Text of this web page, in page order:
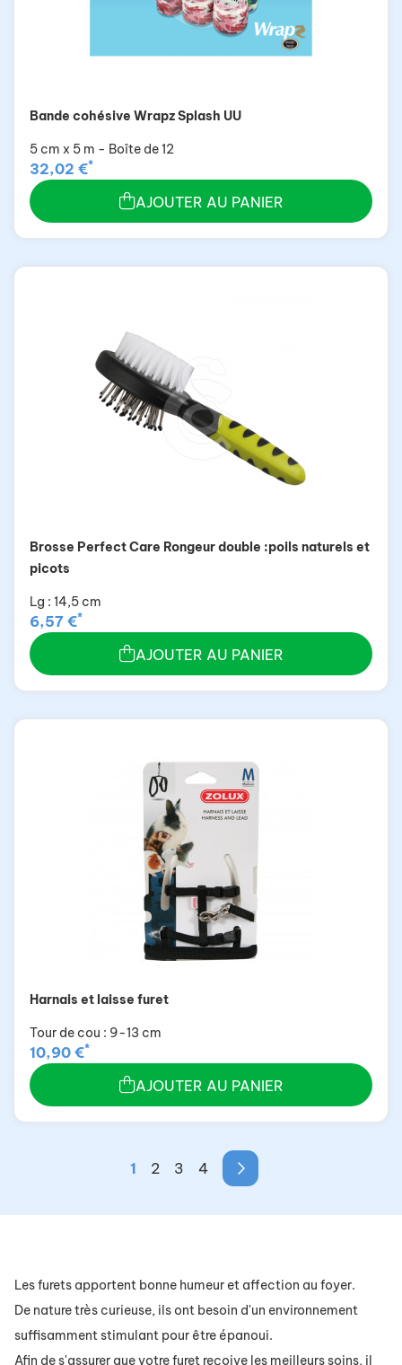
Les furets apportent bonne humeur et affection au foyer.
De nature très curieuse, ils ont besoin d'un environnement
suffisamment stimulant pour être épanoui.
Afin de s'assurer que votre furet reçoive les meilleurs soins, il
Bande cohésive Wrapz Splash UU
5 cm x 5 m - Boîte de 12
32,02 €*
AJOUTER AU PANIER
Brosse Perfect Care Rongeur double :poils naturels et
picots
Lg : 14,5 cm
6,57 €*
AJOUTER AU PANIER
Harnais et laisse furet
Tour de cou : 9-13 cm
10,90 €*
AJOUTER AU PANIER
1 2 3 4